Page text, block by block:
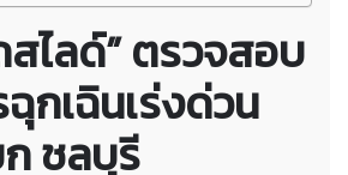
ไลด์” ตรวจสอบ
กเฉินเร่งด่วน
ชลบุรี